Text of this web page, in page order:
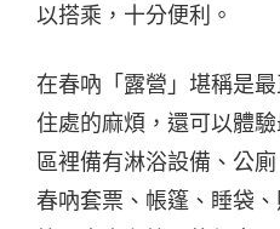
以搭乘，十分便利。
在春吶「露營」堪稱是
住處的麻煩，還可以體
區裡備有淋浴設備、公
春吶套票、帳篷、睡袋